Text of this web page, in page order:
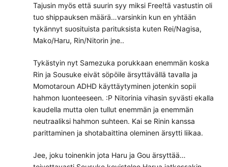
Tajusin myös että suurin syy miksi Free!tä vastustin oli
tuo shippauksen määrä…varsinkin kun en yhtään
tykännyt suosituista parituksista kuten Rei/Nagisa,
Mako/Haru, Rin/Nitorin jne..
Tykästyin nyt Samezuka porukkaan enemmän koska
Rin ja Sousuke eivät söpöile ärsyttävällä tavalla ja
Momotaroun ADHD käyttäytyminen jotenkin sopii
hahmon luonteeseen. :P Nitorinia vihasin syvästi ekalla
kaudella mutta olen tullut enemmän ja enemmän
neutraaliksi hahmon suhteen. Kai se Rinin kanssa
parittaminen ja shotabaittina oleminen ärsytti liikaa.
Jee, joku toinenkin jota Haru ja Gou ärsyttää…